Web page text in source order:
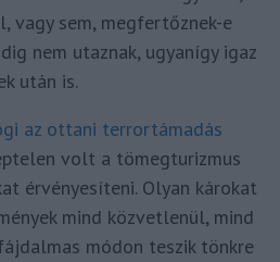
vagy sem, megfertőznek-e
nem utaznak, ugyanígy igaz
után is.
az ottani terrortámadás
volt a tömegturizmus
érvényesíteni. Olyan károkat
mind közvetlenül, mind
módon teszik tönkre